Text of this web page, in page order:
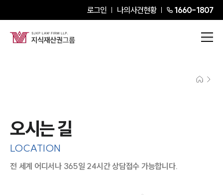
로그인 나의사건현황 1660-1807
오시는 길
LOCATION
전 세계 어디서나 365일 24시간 상담접수 가능합니다.